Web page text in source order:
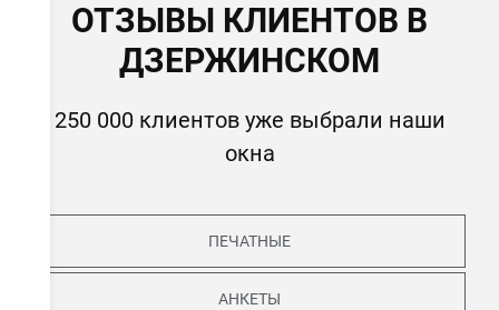
ОТЗЫВЫ КЛИЕНТОВ В
ДЗЕРЖИНСКОМ
250 000 клиентов уже выбрали наши
окна
ПЕЧАТНЫЕ
АНКЕТЫ